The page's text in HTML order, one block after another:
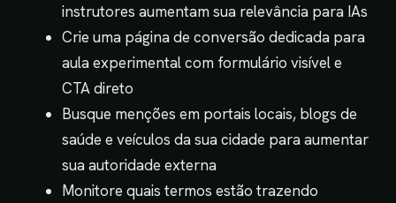
instrutores aumentam sua relevância para IAs
Crie uma página de conversão dedicada para
aula experimental com formulário visível e
CTA direto
Busque menções em portais locais, blogs de
saúde e veículos da sua cidade para aumentar
sua autoridade externa
Monitore quais termos estão trazendo